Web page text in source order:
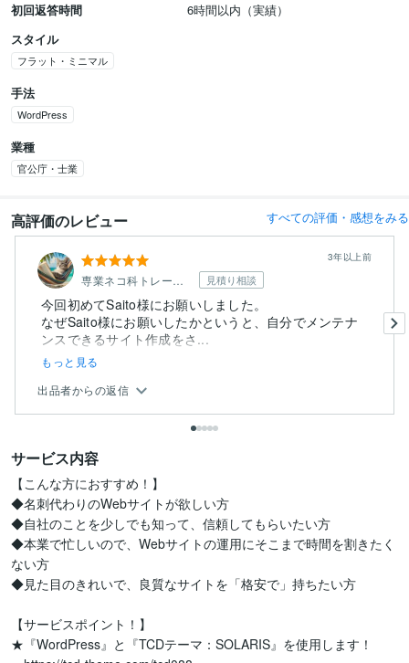
初回返答時間
6時間以内（実績）
スタイル
フラット・ミニマル
手法
WordPress
業種
官公庁・士業
高評価のレビュー すべての評価・感想をみる
専業ネコ科トレーダー 見積り相談
3年以上前
今回初めてSaito様にお願いしました。
なぜSaito様にお願いしたかというと、自分でメンテナ
ンスできるサイト作成をさ...
もっと見る
出品者からの返信
サービス内容
【こんな方におすすめ！】
◆名刺代わりのWebサイトが欲しい方
◆自社のことを少しでも知って、信頼してもらいたい方
◆本業で忙しいので、Webサイトの運用にそこまで時間を割きたく
ない方
◆見た目のきれいで、良質なサイトを「格安で」持ちたい方
【サービスポイント！】
★『WordPress』と『TCDテーマ：SOLARIS』を使用します！